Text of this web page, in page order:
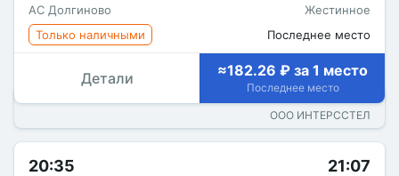
АС Долгиново
Жестинное
Только наличными
Последнее место
Детали ≈182.26 ₽ за 1 место
Последнее место
ООО ИНТЕРССТЕЛ
20:35 21:07